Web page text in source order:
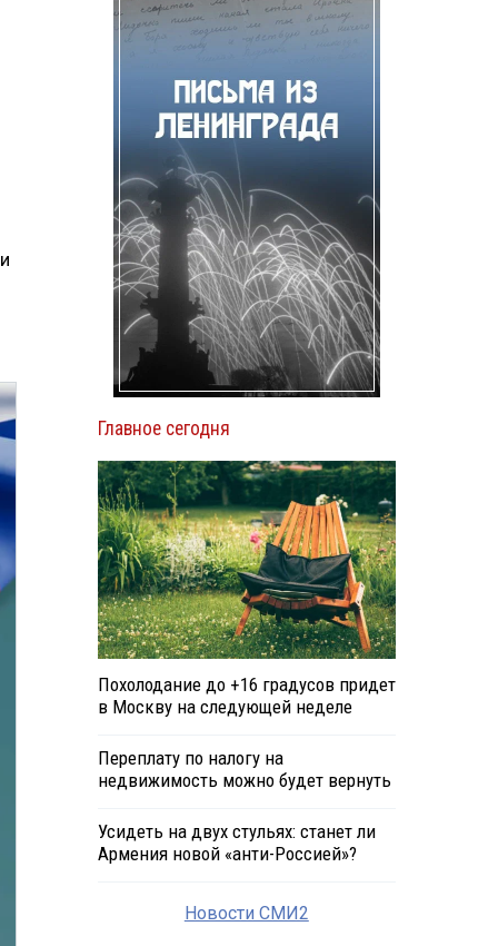
Главное сегодня
Похолодание до +16 градусов придет
в Москву на следующей неделе
Переплату по налогу на
недвижимость можно будет вернуть
Усидеть на двух стульях: станет ли
Армения новой «анти-Россией»?
Новости СМИ2